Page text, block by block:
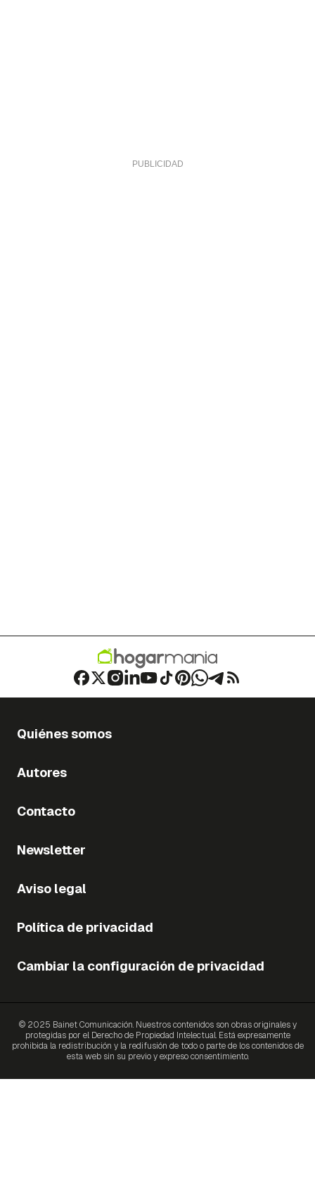
Quiénes somos
Autores
Contacto
Newsletter
Aviso legal
Política de privacidad
Cambiar la configuración de privacidad
© 2025 Bainet Comunicación. Nuestros contenidos son obras originales y
protegidas por el Derecho de Propiedad Intelectual. Está expresamente
prohibida la redistribución y la redifusión de todo o parte de los contenidos de
esta web sin su previo y expreso consentimiento.